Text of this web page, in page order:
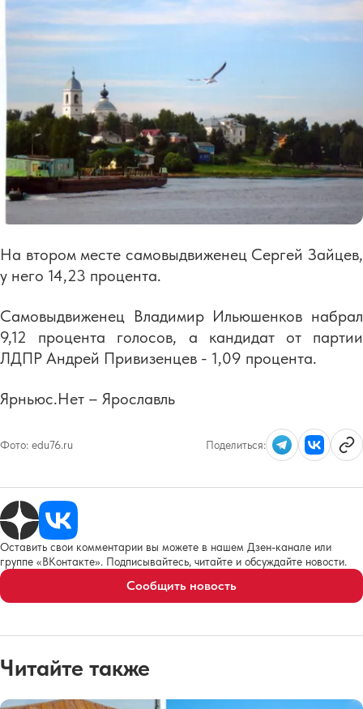
На втором месте самовыдвиженец Сергей Зайцев,
у него 14,23 процента.
Самовыдвиженец Владимир Ильюшенков набрал
9,12 процента голосов, а кандидат от партии
ЛДПР Андрей Привизенцев - 1,09 процента.
Ярньюс.Нет – Ярославль
Фото: edu76.ru Поделиться:
Оставить свои комментарии вы можете в нашем Дзен-канале или
группе «ВКонтакте». Подписывайтесь, читайте и обсуждайте новости.
Сообщить новость
Читайте также